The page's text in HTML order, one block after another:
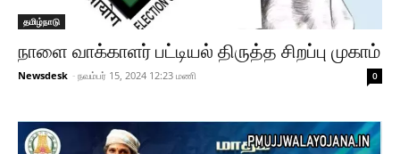
தமிழ்நாடு
நாளை வாக்காளர் பட்டியல் திருத்த சிறப்பு முகாம்
Newsdesk - நவம்பர் 15, 2024 12:23 மணி 0